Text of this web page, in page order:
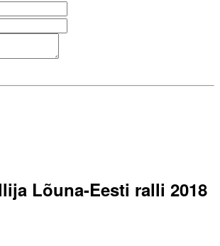
Lõuna-Eesti ralli 2018